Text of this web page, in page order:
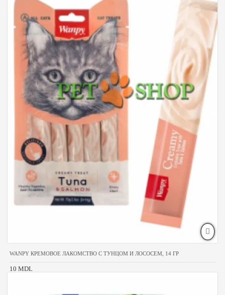
WANPY КРЕМОВОЕ ЛАКОМСТВО С ТУНЦОМ И ЛОСОСЕМ, 14 ГР
10 MDL